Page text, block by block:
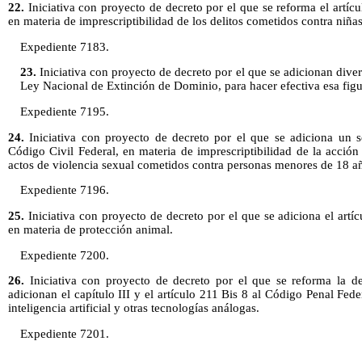
22. Iniciativa con proyecto de decreto por el que se reforma el
en materia de imprescriptibilidad de los delitos cometidos contra
Expediente 7183.
23. Iniciativa con proyecto de decreto por el que se adicionan
Ley Nacional de Extinción de Dominio, para hacer efectiva esa
Expediente 7195.
24. Iniciativa con proyecto de decreto por el que se adiciona un
Código Civil Federal, en materia de imprescriptibilidad de la
actos de violencia sexual cometidos contra personas menores de 18
Expediente 7196.
25. Iniciativa con proyecto de decreto por el que se adiciona el
en materia de protección animal.
Expediente 7200.
26. Iniciativa con proyecto de decreto por el que se reforma la
adicionan el capítulo III y el artículo 211 Bis 8 al Código Penal
inteligencia artificial y otras tecnologías análogas.
Expediente 7201.